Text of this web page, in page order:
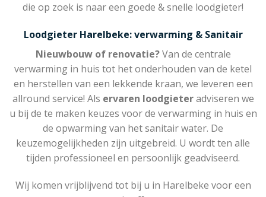
die op zoek is naar een goede & snelle loodgieter!
Loodgieter Harelbeke: verwarming & Sanitair
Nieuwbouw of renovatie?Van de centrale
verwarming in huis tot het onderhouden van de ketel
en herstellen van een lekkende kraan, we leveren een
allround service! Als ervaren loodgieteradviseren we
u bij de te maken keuzes voor de verwarming in huis en
de opwarming van het sanitair water. De
keuzemogelijkheden zijn uitgebreid. U wordt ten alle
tijden professioneel en persoonlijk geadviseerd.
Wij komen vrijblijvend tot bij u in Harelbeke voor een